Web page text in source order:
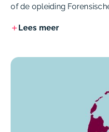
of de opleiding
Lees meer